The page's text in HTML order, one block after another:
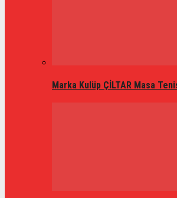
Marka Kulüp ÇİLTAR Masa